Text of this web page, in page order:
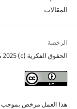
المقالات
الرخصة
الحقوق الفكرية (c) 2025 مجلة الشريعة والقانون
هذا العمل مرخص بموجب